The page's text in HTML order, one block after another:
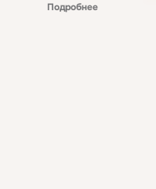
Подробнее